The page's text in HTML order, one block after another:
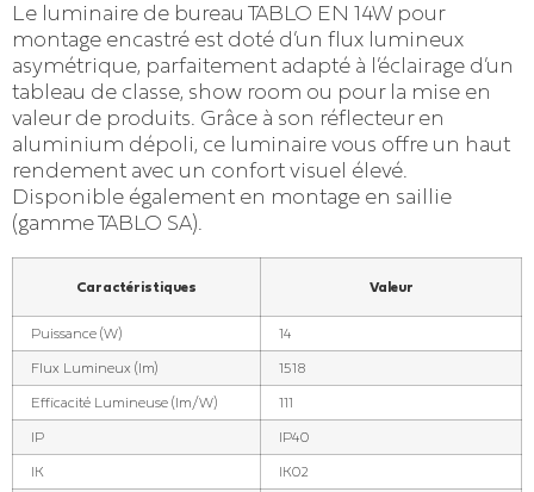
Le luminaire de bureau TABLO EN 14W pour
montage encastré est doté d’un flux lumineux
asymétrique, parfaitement adapté à l’éclairage d’un
tableau de classe, show room ou pour la mise en
valeur de produits. Grâce à son réflecteur en
aluminium dépoli, ce luminaire vous offre un haut
rendement avec un confort visuel élevé.
Disponible également en montage en saillie
(gamme TABLO SA).
Caractéristiques Valeur
Puissance (W) 14
Flux Lumineux (lm) 1518
Efficacité Lumineuse (lm/W) 111
IP IP40
IK IK02